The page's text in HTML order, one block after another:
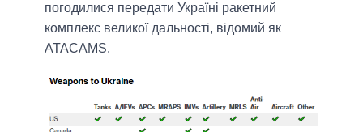
погодилися передати Україні ракетний
комплекс великої дальності, відомий як
ATACAMS.